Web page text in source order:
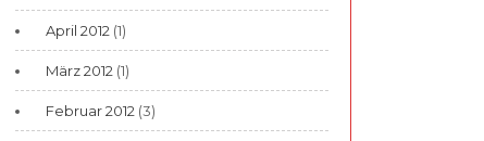
April 2012 (1)
März 2012 (1)
Februar 2012 (3)